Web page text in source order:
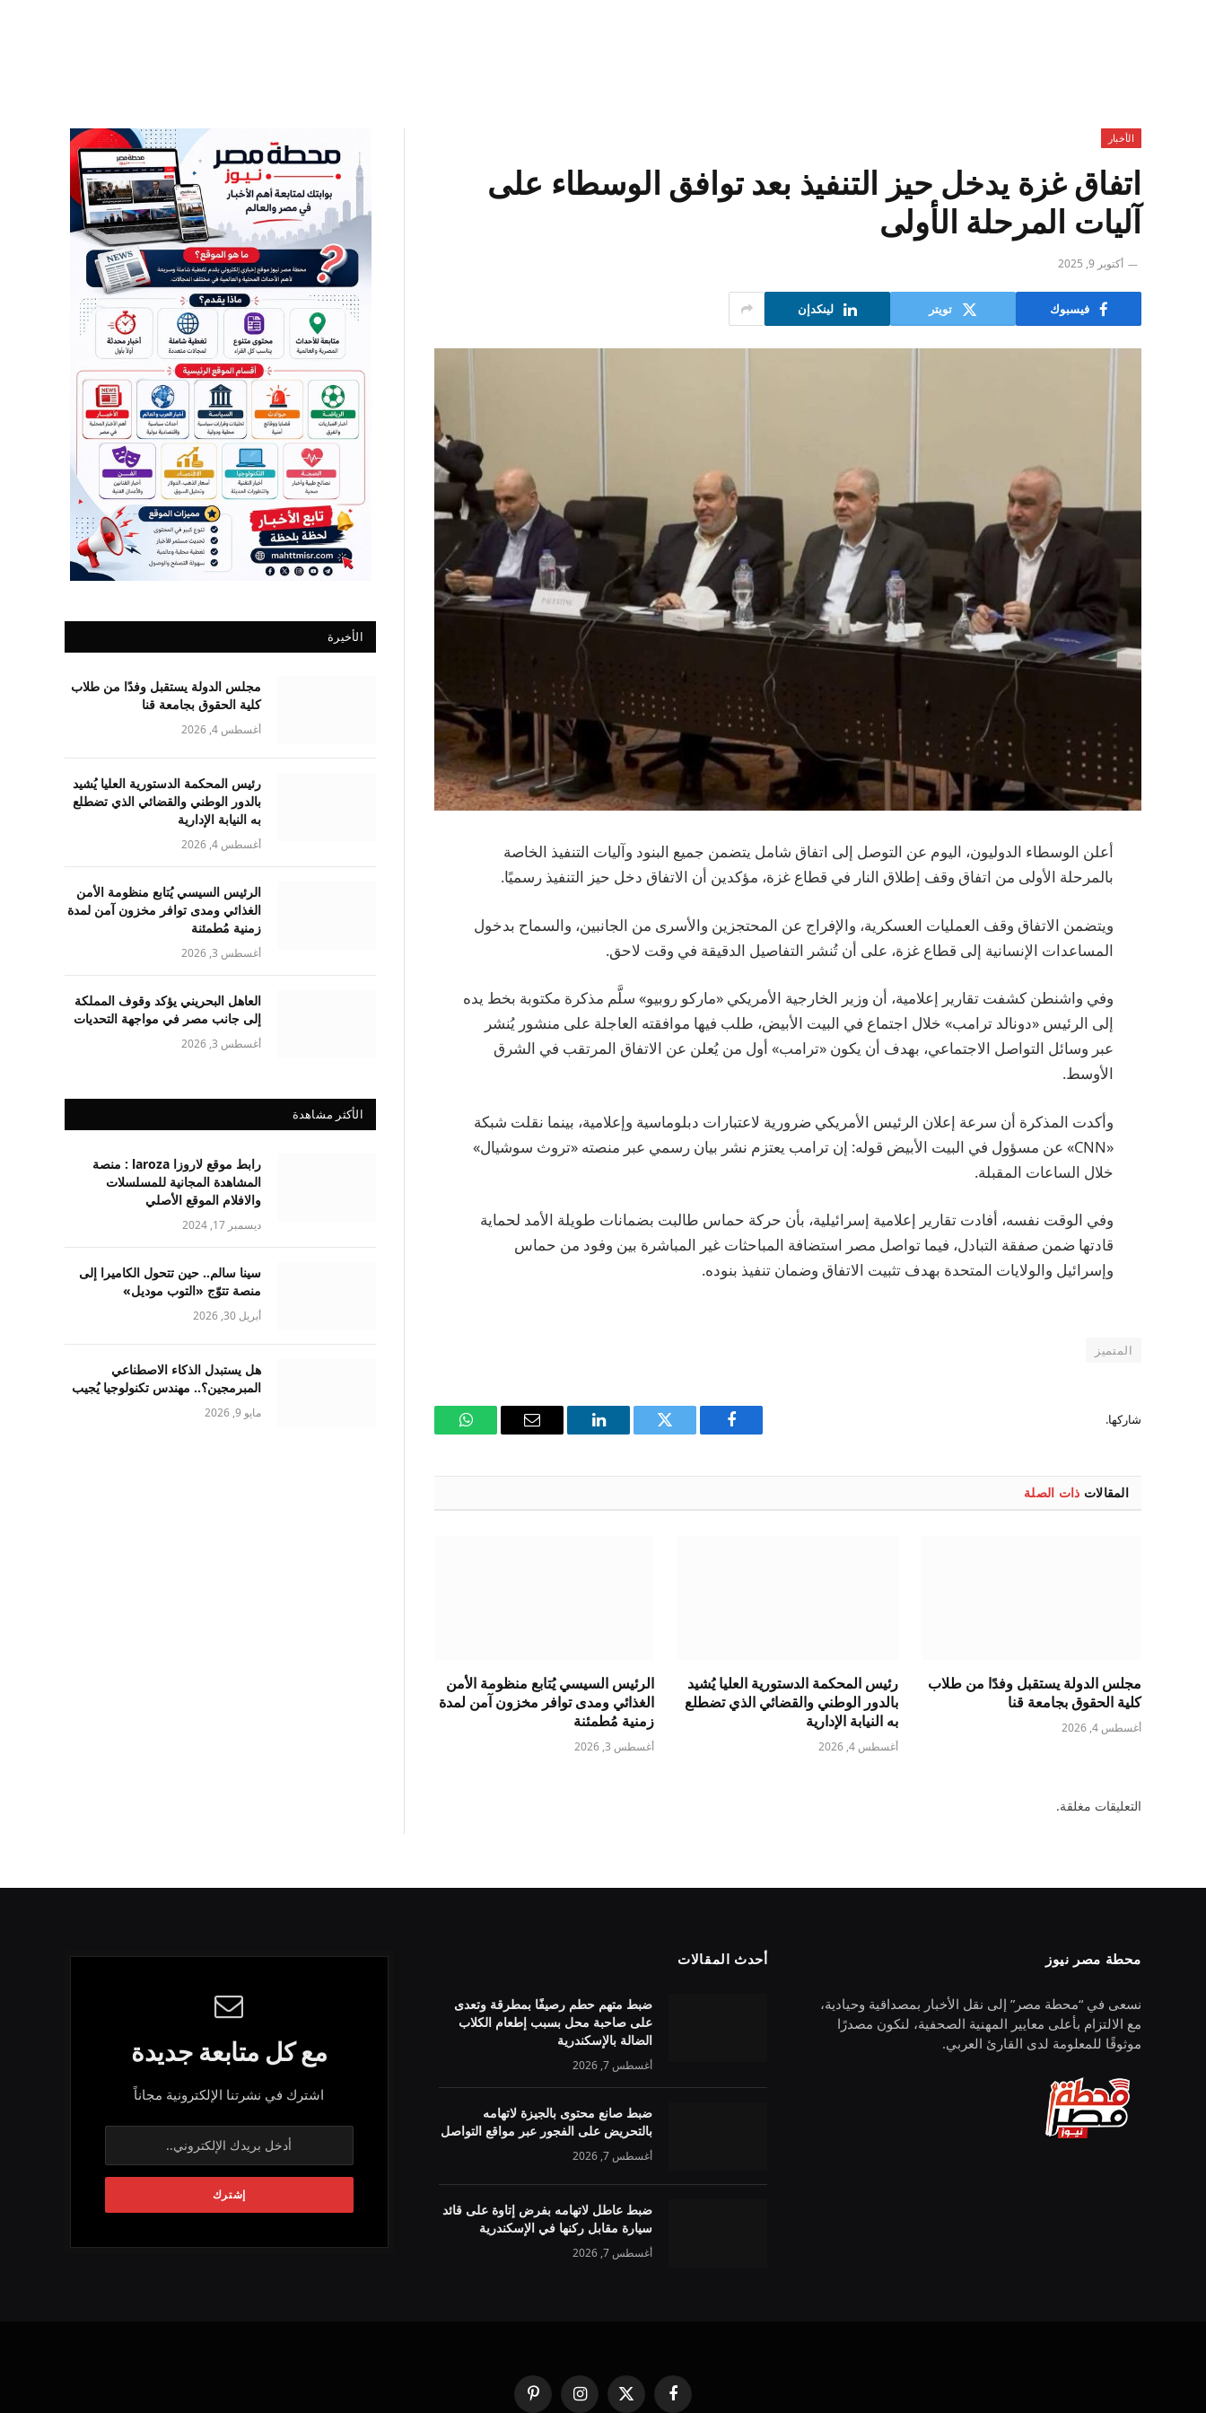
الأخبار
اتفاق غزة يدخل حيز التنفيذ بعد توافق الوسطاء على
آليات المرحلة الأولى
أكتوبر 9, 2025
فيسبوك تويتر لينكدإن
أعلن الوسطاء الدوليون، اليوم عن التوصل إلى اتفاق شامل يتضمن جميع البنود وآليات التنفيذ الخاصة
بالمرحلة الأولى من اتفاق وقف إطلاق النار في قطاع غزة، مؤكدين أن الاتفاق دخل حيز التنفيذ رسميًا.
ويتضمن الاتفاق وقف العمليات العسكرية، والإفراج عن المحتجزين والأسرى من الجانبين، والسماح بدخول
المساعدات الإنسانية إلى قطاع غزة، على أن تُنشر التفاصيل الدقيقة في وقت لاحق.
وفي واشنطن كشفت تقارير إعلامية، أن وزير الخارجية الأمريكي «ماركو روبيو» سلَّم مذكرة مكتوبة بخط يده
إلى الرئيس «دونالد ترامب» خلال اجتماع في البيت الأبيض، طلب فيها موافقته العاجلة على منشور يُنشر
عبر وسائل التواصل الاجتماعي، بهدف أن يكون «ترامب» أول من يُعلن عن الاتفاق المرتقب في الشرق
الأوسط.
وأكدت المذكرة أن سرعة إعلان الرئيس الأمريكي ضرورية لاعتبارات دبلوماسية وإعلامية، بينما نقلت شبكة
«CNN» عن مسؤول في البيت الأبيض قوله: إن ترامب يعتزم نشر بيان رسمي عبر منصته «تروث سوشيال»
خلال الساعات المقبلة.
وفي الوقت نفسه، أفادت تقارير إعلامية إسرائيلية، بأن حركة حماس طالبت بضمانات طويلة الأمد لحماية
قادتها ضمن صفقة التبادل، فيما تواصل مصر استضافة المباحثات غير المباشرة بين وفود من حماس
وإسرائيل والولايات المتحدة بهدف تثبيت الاتفاق وضمان تنفيذ بنوده.
المتميز
شاركها.
فيسبوك
تويتر لينكدإن
البريد
واتساب
المقالات ذات الصلة
مجلس الدولة يستقبل وفدًا من طلاب
كلية الحقوق بجامعة قنا
أغسطس 4, 2026
رئيس المحكمة الدستورية العليا يُشيد
بالدور الوطني والقضائي الذي تضطلع
به النيابة الإدارية
أغسطس 4, 2026
الرئيس السيسي يُتابع منظومة الأمن
الغذائي ومدى توافر مخزون آمن لمدة
زمنية مُطمئنة
أغسطس 3, 2026
التعليقات مغلقة.
الأخيرة
مجلس الدولة يستقبل وفدًا من طلاب
كلية الحقوق بجامعة قنا
أغسطس 4, 2026
رئيس المحكمة الدستورية العليا يُشيد
بالدور الوطني والقضائي الذي تضطلع
به النيابة الإدارية
أغسطس 4, 2026
الرئيس السيسي يُتابع منظومة الأمن
الغذائي ومدى توافر مخزون آمن لمدة
زمنية مُطمئنة
أغسطس 3, 2026
العاهل البحريني يؤكد وقوف المملكة
إلى جانب مصر في مواجهة التحديات
أغسطس 3, 2026
الأكثر مشاهدة
رابط موقع لاروزا laroza : منصة
المشاهدة المجانية للمسلسلات
والافلام الموقع الأصلي
ديسمبر 17, 2024
سينا سالم.. حين تتحول الكاميرا إلى
منصة تتوّج «التوب موديل»
أبريل 30, 2026
هل يستبدل الذكاء الاصطناعي
المبرمجين؟.. مهندس تكنولوجيا يُجيب
مايو 9, 2026
محطة مصر نيوز
نسعى في “محطة مصر” إلى نقل الأخبار بمصداقية وحيادية،
مع الالتزام بأعلى معايير المهنية الصحفية، لنكون مصدرًا
موثوقًا للمعلومة لدى القارئ العربي.
أحدث المقالات
ضبط متهم حطم رصيفًا بمطرقة وتعدى
على صاحبة محل بسبب إطعام الكلاب
الضالة بالإسكندرية
أغسطس 7, 2026
ضبط صانع محتوى بالجيزة لاتهامه
بالتحريض على الفجور عبر مواقع التواصل
أغسطس 7, 2026
ضبط عاطل لاتهامه بفرض إتاوة على قائد
سيارة مقابل ركنها في الإسكندرية
أغسطس 7, 2026
مع كل متابعة جديدة
اشترك في نشرتنا الإلكترونية مجاناً
فيسبوك
X
الانستغرامبينتيريست